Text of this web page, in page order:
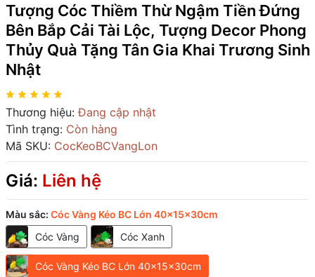
Tượng Cóc Thiềm Thừ Ngậm Tiền Đứng
Bên Bắp Cải Tài Lộc, Tượng Decor Phong
Thủy Quà Tặng Tân Gia Khai Trương Sinh
Nhật
Thương hiệu: Đang cập nhật
Tình trạng: Còn hàng
Mã SKU: CocKeoBCVangLon
Giá: Liên hệ
Màu sắc: Cóc Vàng Kéo BC Lớn 40x15x30cm
Cóc Vàng
Cóc Xanh
Cóc Vàng Kéo BC Lớn 40x15x30cm